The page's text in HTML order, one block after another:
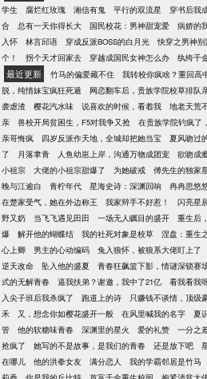
学生
腐烂红玫瑰 湘信有鬼 平行的双流星 穿书后我
合
总有一天你得长大 国民校花：男神甜宠爱 病娇的
入怀
林言邱语 穿成反派BOSS的白月光 快穿之男神
个！
拐个天才回家去 穿越成国民女神怎么办 纨绔千
最近更新 竹马的偏爱藏不住 我转校你疯啥？重回高
脱，纯情妹宝疯狂死遁
网恋翻车后，贵族学院校草排队
袭虐渣
樱花汽水味 说喜欢的时候，看着我 地老天荒
亲
兽校开局贫困生，F5对我争又抢 在贵族学院钓疯了
亲哥悔疯
四岁反派作天地，全城却把她当宝 夏风吻过
了
月落聿青 人鱼幼崽上岸，沟通万物成团宠 欲吻成
小祖宗
大佬的小祖宗甜爆了 为她破戒 傅先生的独家
晚与江逾白
青柠年代 星海史诗：深渊回响 冉冉思悠
在楚家受气，她在外边称王
我家辩手不好惹！ 闪亮星
野又奶
当飞飞遇见田田 一场无人瞩目的盛开 重生后
爆
解开他的蝴蝶结 我的社死对象是校草 涅盘：重生
心上卿
男主的心动编码 兔入狼怀，被狼系大佬盯上了
逆天改命
坠入他的盛夏 青春狂飙篮下影，情谜深锁赛
式的无解青春
逼我扶弟？谢邀，我中了21亿 看我看我
入尖子班后我杀疯了
跑道上的诗 只赚钱不谈情，顶级
禾
又，想念你如樱花盛开一般 在风里喊我的名字 夏
管
他的软糖味青春 深渊里的星火 爱的礼赞 一分之
抢疯了
她写的不是故事，是我们的青春 还是放下吧
在哪儿
他的洪拳女友 满分恋人 我的学霸邻居是竹马